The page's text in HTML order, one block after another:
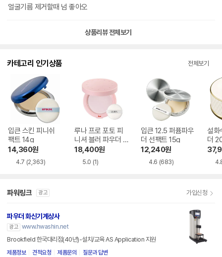
얼굴기름 제거할때 넘 좋아오
상품리뷰 전체보기
카테고리 인기상품 전체보기
입큰 스킨 피니쉬
팩트 14g
14,360원
4.7 (2,363)
루나 프로 포토 피
니셔 블러 파우더 7
g
18,400원
5.0 (1)
입큰 12.5 퍼퓸파우
더 선팩트 15g
12,240원
4.6 (683)
설화
더
파워링크 광고 가입신청
파우더 화신기계상사
광고 www.hwashin.net
Brookfield 한국대리점(40년)-설치/교육 AS Application 지원
제품정보 견적요청 제품문의 질문과 답변